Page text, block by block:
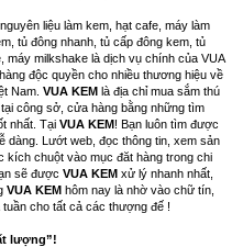
liệu làm kem, hạt cafe, máy làm
tủ đông nhanh, tủ cấp đông kem, tủ
milkshake là dịch vụ chính của VUA
độc quyền cho nhiều thương hiệu về
Nam. VUA KEM là địa chỉ mua sắm thú
công sở, cửa hàng bằng những tìm
nhất. Tại VUA KEM! Bạn luôn tìm được
dàng. Lướt web, đọc thông tin, xem sản
kích chuột vào mục đăt hàng trong chi
sẽ được VUA KEM xử lý nhanh nhất,
VUA KEM hôm nay là nhờ vào chữ tín,
cho tất cả các thượng đế !
lượng”!